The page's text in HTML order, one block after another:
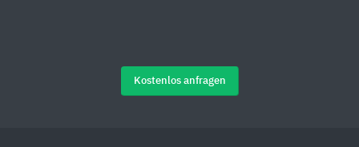
Kostenlos anfragen